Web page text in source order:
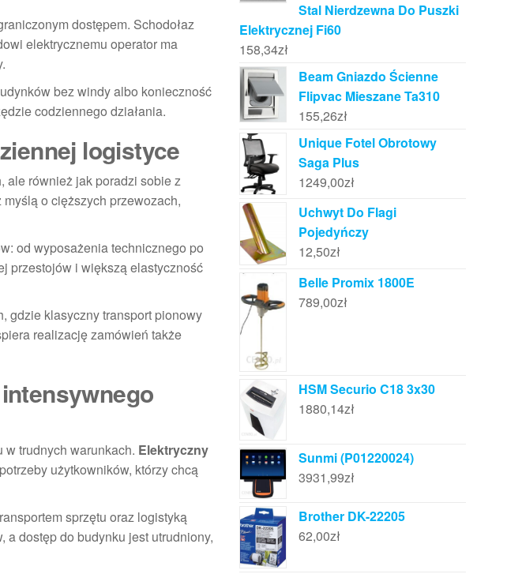
dostępem. Schodołaz
elektrycznemu operator ma
bez windy albo konieczność
codziennego działania.
logistyce
ale również jak poradzi sobie z
o cięższych przewozach,
od wyposażenia technicznego po
przestojów i większą elastyczność
gdzie klasyczny transport pionowy
realizację zamówień także
w trudnych warunkach. Elektryczny
użytkowników, którzy chcą
sprzętu oraz logistyką
a dostęp do budynku jest utrudniony,
Stal Nierdzewna Do Puszki
Elektrycznej Fi60
158,34zł
Beam Gniazdo Ścienne
Flipvac Mieszane Ta310
155,26zł
Unique Fotel Obrotowy
Saga Plus
1249,00zł
Uchwyt Do Flagi
Pojedyńczy
12,50zł
Belle Promix 1800E
789,00zł
HSM Securio C18 3x30
1880,14zł
Sunmi (P01220024)
3931,99zł
Brother DK-22205
62,00zł